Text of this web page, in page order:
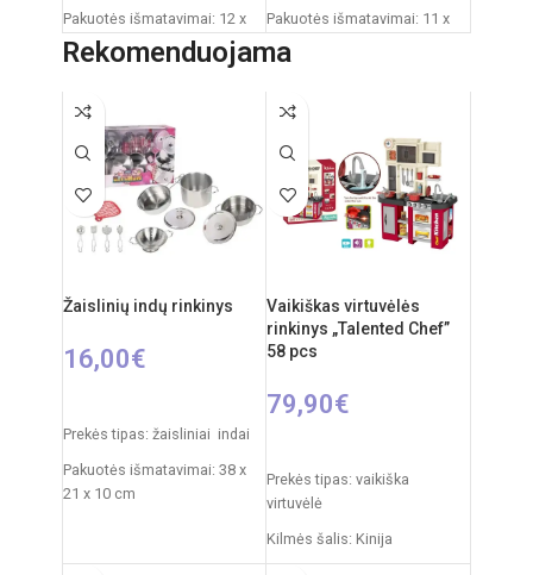
Pakuotės išmatavimai: 12 x
53,5 x 61,5 cm
58 x 84 cm
Rekomenduojamas amžius:
nuo 3 metų
Pakuotės išmatavimai: 11 x
49 x 67 cm
Rekomenduojamas amžius:
nuo 3 metų
Rekomenduojama
Žaislinių indų rinkinys
16,00€
Prekės tipas: žaisliniai indai
Pakuotės išmatavimai: 38 x
21 x 10 cm
Produkto medžiaga: plastikas
Vaikiškas virtuvėlės
rinkinys „Talented Chef”
58 pcs
79,90€
Prekės tipas: vaikiška
virtuvėlė
Kilmės šalis: Kinija